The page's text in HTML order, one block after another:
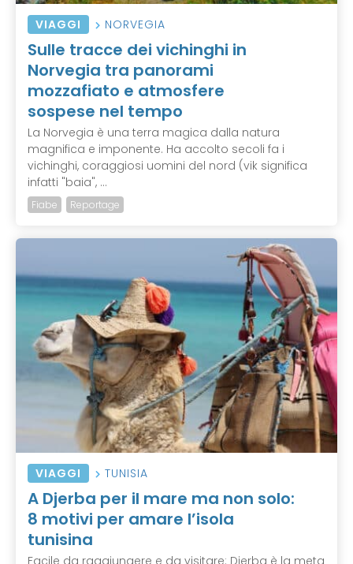
VIAGGI NORVEGIA
Sulle tracce dei vichinghi in
Norvegia tra panorami
mozzafiato e atmosfere
sospese nel tempo
La Norvegia è una terra magica dalla natura
magnifica e imponente. Ha accolto secoli fa i
vichinghi, coraggiosi uomini del nord (vik significa
infatti "baia", ...
Fiabe Reportage
VIAGGI TUNISIA
A Djerba per il mare ma non solo:
8 motivi per amare l’isola
tunisina